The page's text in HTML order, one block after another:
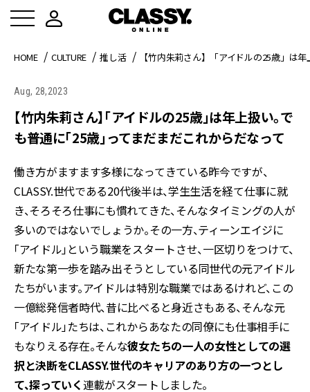
HOME CULTURE 推し活 【竹内朱莉さん】「アイドルの25歳」は
Aug, 28,2023
【竹内朱莉さん】「アイドルの25歳」は年上扱い。で
も普通に「25歳」ってまだまだこれからだなって
働き方がますます多様になってきている昨今ですが、
CLASSY.世代である20代後半は、学生生活を経て仕事に就
き、そろそろ仕事にも慣れてきた、そんなタイミングの人が
多いのではないでしょうか。その一方、ティーンエイジに
「アイドル」という職業をスタートさせ、一区切りをつけて、
新たな第一歩を踏み出そうとしている同世代の元アイドル
たちがいます。アイドルは特別な職業ではあるけれど、この
一億総発信者時代、昔に比べると身近さもある、そんな元
「アイドル」たちは、これからあなたの同僚にも仕事相手に
もなりえる存在。そんな彼女たちの一人の女性としての選
択と決断をCLASSY.世代のキャリアのあり方の一つとし
て、探っていく連載がスタートしました。